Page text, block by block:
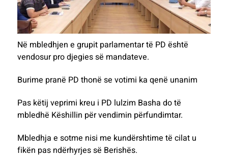
Në mbledhjen e grupit parlamentar të PD është
vendosur pro djegies së mandateve.
Burime pranë PD thonë se votimi ka qenë unanim
Pas këtij veprimi kreu i PD lulzim Basha do të
mbledhë Këshillin për vendimin përfundimtar.
Mbledhja e sotme nisi me kundërshtime të cilat u
fikën pas ndërhyrjes së Berishës.